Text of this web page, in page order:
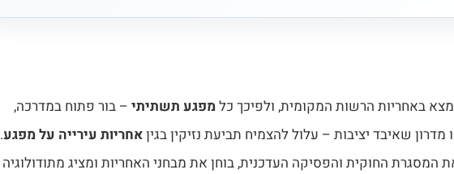
באחריות הרשות המקומית, ולפיכך כלמפגע תשתיתי – בור פתוח במדרכה,
מדרון שאיבד יציבות – עלול להצמיח תביעת נזיקין בגיןאחריות עירייה על מפגע.
המסגרת החוקית והפסיקה העדכנית, בוחן את מבחני האחריות ומציג מתודולוגיה